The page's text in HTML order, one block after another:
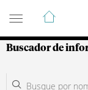
Guía de
Buscador de